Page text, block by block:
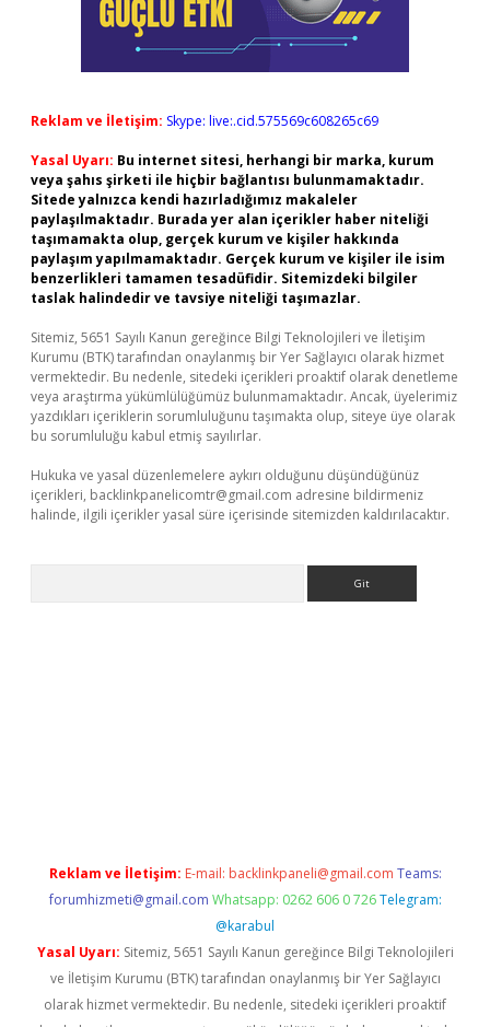
Reklam ve İletişim: Skype: live:.cid.575569c608265c69
Yasal Uyarı: Bu internet sitesi, herhangi bir marka, kurum
veya şahıs şirketi ile hiçbir bağlantısı bulunmamaktadır.
Sitede yalnızca kendi hazırladığımız makaleler
paylaşılmaktadır. Burada yer alan içerikler haber niteliği
taşımamakta olup, gerçek kurum ve kişiler hakkında
paylaşım yapılmamaktadır. Gerçek kurum ve kişiler ile isim
benzerlikleri tamamen tesadüfidir. Sitemizdeki bilgiler
taslak halindedir ve tavsiye niteliği taşımazlar.
Sitemiz, 5651 Sayılı Kanun gereğince Bilgi Teknolojileri ve İletişim
Kurumu (BTK) tarafından onaylanmış bir Yer Sağlayıcı olarak hizmet
vermektedir. Bu nedenle, sitedeki içerikleri proaktif olarak denetleme
veya araştırma yükümlülüğümüz bulunmamaktadır. Ancak, üyelerimiz
yazdıkları içeriklerin sorumluluğunu taşımakta olup, siteye üye olarak
bu sorumluluğu kabul etmiş sayılırlar.
Hukuka ve yasal düzenlemelere aykırı olduğunu düşündüğünüz
içerikleri, backlinkpanelicomtr@gmail.com adresine bildirmeniz
halinde, ilgili içerikler yasal süre içerisinde sitemizden kaldırılacaktır.
Reklam ve İletişim: E-mail: backlinkpaneli@gmail.com Teams:
forumhizmeti@gmail.com Whatsapp: 0262 606 0 726 Telegram:
@karabul
Yasal Uyarı: Sitemiz, 5651 Sayılı Kanun gereğince Bilgi Teknolojileri
ve İletişim Kurumu (BTK) tarafından onaylanmış bir Yer Sağlayıcı
olarak hizmet vermektedir. Bu nedenle, sitedeki içerikleri proaktif